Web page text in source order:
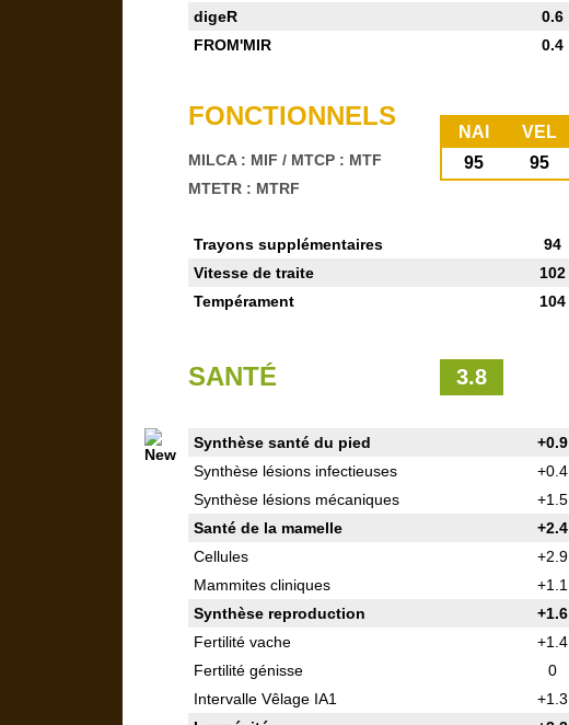
digeR
0.6
FROM'MIR
0.4
FONCTIONNELS
MILCA : MIF / MTCP : MTF
MTETR : MTRF
NAI VEL
95
95
Trayons supplémentaires 94
Vitesse de traite 102
Tempérament 104
SANTÉ 3.8
Synthèse santé du pied
+0.9
Synthèse lésions infectieuses
+0.4
Synthèse lésions mécaniques
+1.5
Santé de la mamelle
+2.4
Cellules
+2.9
Mammites cliniques
+1.1
Synthèse reproduction
+1.6
Fertilité vache
+1.4
Fertilité génisse
0
Intervalle Vêlage IA1
+1.3